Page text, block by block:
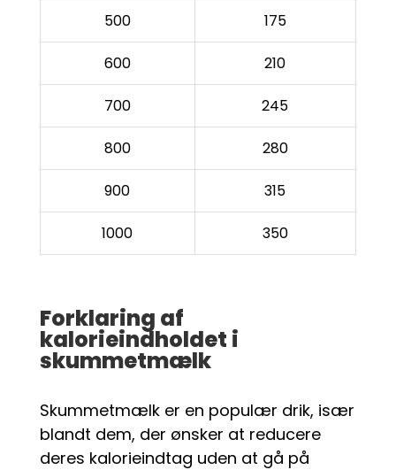
500 175
600 210
700 245
800 280
900 315
1000 350
Forklaring af
kalorieindholdet i
skummetmælk
Skummetmælk er en populær drik, især
blandt dem, der ønsker at reducere
deres kalorieindtag uden at gå på